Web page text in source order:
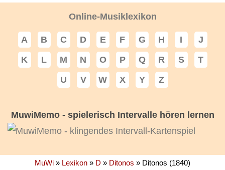
Online-Musiklexikon
A B C D E F G H I
J
K
L M N O P Q R S
T
U
V W X Y Z
MuwiMemo - spielerisch Intervalle hören lernen
MuWi » Lexikon » D » Ditonos » Ditonos (1840)